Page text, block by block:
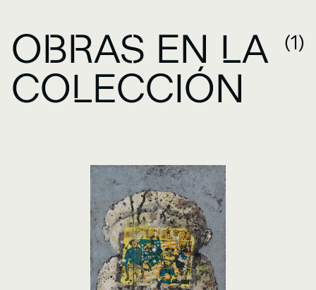
OBRAS EN LA
COLECCIÓN
(1)